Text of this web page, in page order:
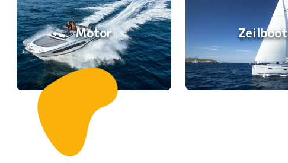
Motor Zeilboot